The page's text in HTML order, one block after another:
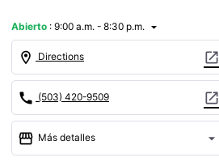
Abierto : 9:00 a.m. - 8:30 p.m. arrow_drop_down
location_on Directions open_in_new
call (503) 420-9509 open_in_new
storefront Más detalles arrow_drop_down